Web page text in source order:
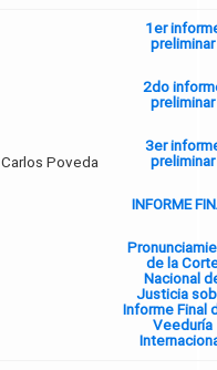
Carlos Poveda
1er
preliminar
2do
preliminar
3er
preliminar
INFORME
de la
Nacional
Justicia
Informe Final
Veeduría